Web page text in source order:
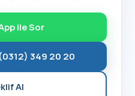
ile Sor
(0312) 349 20 20
Al